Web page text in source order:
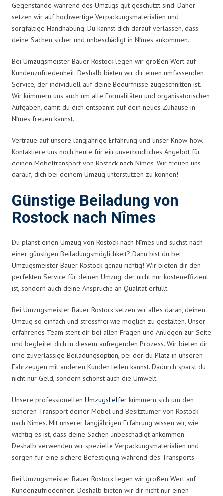
Gegenstände während des Umzugs gut geschützt sind. Daher
setzen wir auf hochwertige Verpackungsmaterialien und
sorgfältige Handhabung. Du kannst dich darauf verlassen, dass
deine Sachen sicher und unbeschädigt in Nîmes ankommen.
Bei Umzugsmeister Bauer Rostock legen wir großen Wert auf
Kundenzufriedenheit. Deshalb bieten wir dir einen umfassenden
Service, der individuell auf deine Bedürfnisse zugeschnitten ist.
Wir kümmern uns auch um alle Formalitäten und organisatorischen
Aufgaben, damit du dich entspannt auf dein neues Zuhause in
Nîmes freuen kannst.
Vertraue auf unsere langjährige Erfahrung und unser Know-how.
Kontaktiere uns noch heute für ein unverbindliches Angebot für
deinen Möbeltransport von Rostock nach Nîmes. Wir freuen uns
darauf, dich bei deinem Umzug unterstützen zu können!
Günstige Beiladung von
Rostock nach Nîmes
Du planst einen Umzug von Rostock nach Nîmes und suchst nach
einer günstigen Beiladungsmöglichkeit? Dann bist du bei
Umzugsmeister Bauer Rostock genau richtig! Wir bieten dir den
perfekten Service für deinen Umzug, der nicht nur kosteneffizient
ist, sondern auch deine Ansprüche an Qualität erfüllt.
Bei Umzugsmeister Bauer Rostock setzen wir alles daran, deinen
Umzug so einfach und stressfrei wie möglich zu gestalten. Unser
erfahrenes Team steht dir bei allen Fragen und Anliegen zur Seite
und begleitet dich in diesem aufregenden Prozess. Wir bieten dir
eine zuverlässige Beiladungsoption, bei der du Platz in unseren
Fahrzeugen mit anderen Kunden teilen kannst. Dadurch sparst du
nicht nur Geld, sondern schonst auch die Umwelt.
Unsere professionellen Umzugshelfer kümmern sich um den
sicheren Transport deiner Möbel und Besitztümer von Rostock
nach Nîmes. Mit unserer langjährigen Erfahrung wissen wir, wie
wichtig es ist, dass deine Sachen unbeschädigt ankommen.
Deshalb verwenden wir spezielle Verpackungsmaterialien und
sorgen für eine sichere Befestigung während des Transports.
Bei Umzugsmeister Bauer Rostock legen wir großen Wert auf
Kundenzufriedenheit. Deshalb bieten wir dir nicht nur einen